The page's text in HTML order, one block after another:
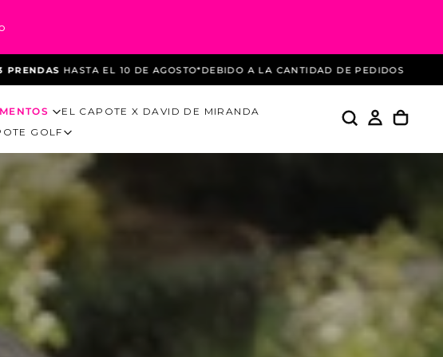
*DEBIDO A LA CANTIDAD DE PEDIDOS DURANTE ESTAS REBAJAS LOS
EL CAPOTE X DAVID DE MIRANDA
GOLF